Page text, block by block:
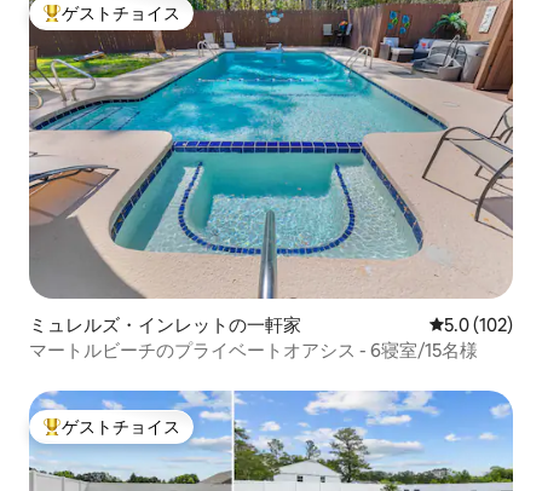
大好評のゲストチョイスです。
ゲストチョイス
ミュレルズ・インレットの一軒家 レビュー102
5.0 (102)
マートルビーチのプライベートオアシス - 6寝室/15名様
大好評のゲストチョイスです。
ゲストチョイス